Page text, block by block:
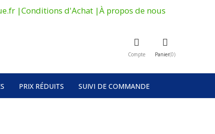
|Conditions d'Achat |À propos de nous
Compte Panier 0
PRIX ​​RÉDUITS SUIVI DE COMMANDE